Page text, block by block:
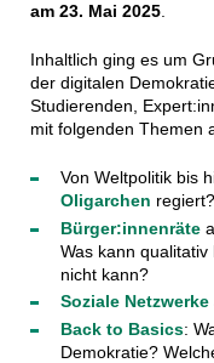
am 23. Mai 2025.
Inhaltlich ging es um
der digitalen
Studierenden,
mit folgenden Themen
Von Weltpolitik bis
Oligarchen regiert?
Bürger:innenräte
Was kann
nicht kann?
Soziale Netzwerke
Back to Basics:
Demokratie?